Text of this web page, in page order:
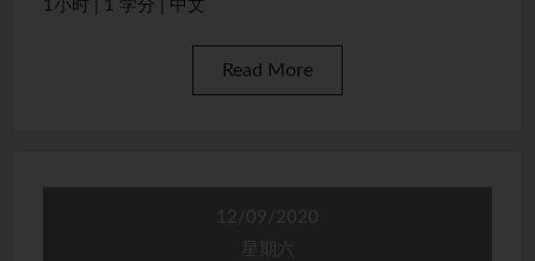
1小时 | 1 学分 | 中文
Read More
12/09/2020
星期六